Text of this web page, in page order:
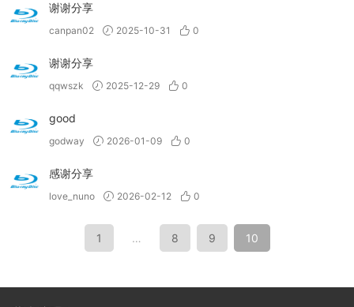
谢谢分享
canpan02 2025-10-31 0
谢谢分享
qqwszk 2025-12-29 0
good
godway 2026-01-09 0
感谢分享
love_nuno 2026-02-12 0
1 … 8 9 10